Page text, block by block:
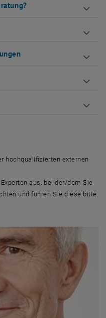
hochqualifizierten externen
aus, bei der/dem Sie
und führen Sie diese bitte